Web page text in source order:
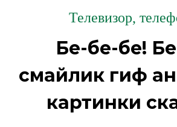
Телевизор,
Бе-бе-бе!
смайлик гиф
картинки